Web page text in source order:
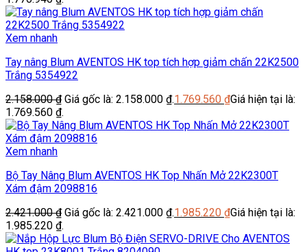
Xem nhanh
Tay nâng Blum AVENTOS HK top tích hợp giảm chấn 22K2500
Trắng 5354922
2.158.000₫ Giá gốc là: 2.158.000 ₫.1.769.560 ₫Giá hiện tại là:
1.769.560 ₫.
Xem nhanh
Bộ Tay Nâng Blum AVENTOS HK Top Nhấn Mở 22K2300T
Xám đậm 2098816
2.421.000₫ Giá gốc là: 2.421.000 ₫.1.985.220 ₫Giá hiện tại là:
1.985.220 ₫.